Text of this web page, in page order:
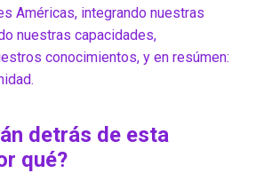
Américas, integrando nuestras
nuestras capacidades,
conocimientos, y en resúmen:
detrás de esta
qué?